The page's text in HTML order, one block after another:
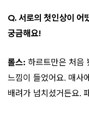
Q. 서로의 첫인상이 어
궁금해요!
롤스: 하르트만은 처음
느낌이 들었어요. 매사
배려가 넘치셨거든요.